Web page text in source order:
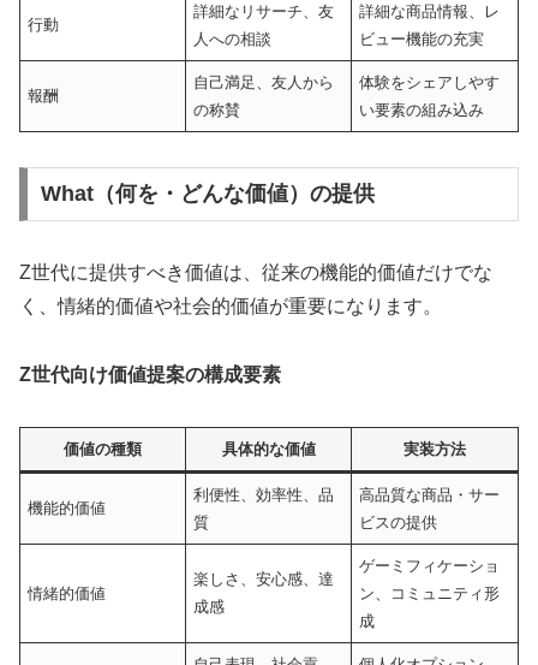
行動
詳細なリサーチ、友
人への相談
詳細な商品情報、レ
ビュー機能の充実
報酬
自己満足、友人から
の称賛
体験をシェアしやす
い要素の組み込み
What（何を・どんな価値）の提供
Z世代に提供すべき価値は、従来の機能的価値だけでな
く、情緒的価値や社会的価値が重要になります。
Z世代向け価値提案の構成要素
価値の種類 具体的な価値 実装方法
機能的価値
利便性、効率性、品
質
高品質な商品・サー
ビスの提供
情緒的価値
楽しさ、安心感、達
成感
ゲーミフィケーショ
ン、コミュニティ形
成